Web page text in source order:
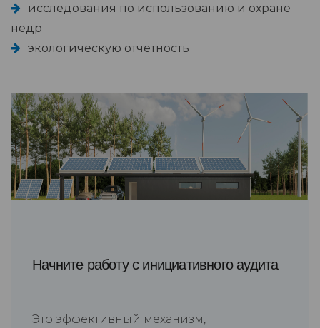
исследования по использованию и охране
недр
экологическую отчетность
Начните работу с инициативного аудита
Это эффективный механизм,